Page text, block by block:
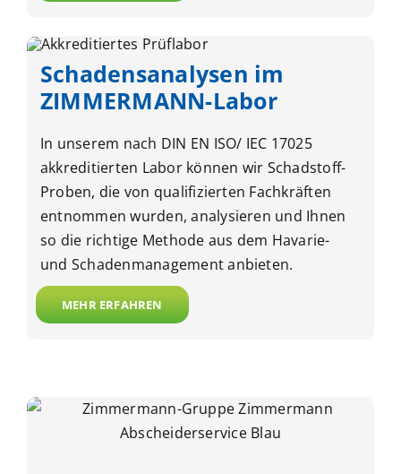
Schadens­analysen im
ZIMMERMANN-Labor
In unserem nach DIN EN ISO/ IEC 17025
akkreditierten Labor können wir Schadstoff-
Proben, die von qualifizierten Fachkräften
entnommen wurden, analysieren und Ihnen
so die richtige Methode aus dem Havarie-
und Schadenmanagement anbieten.
MEHR ERFAHREN